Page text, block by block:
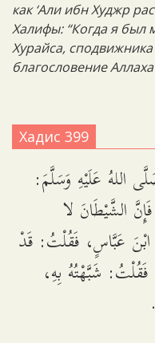
как ‘Али ибн Худжр
Халифы: “Когда я был
Хурайса,
благословение
Хадис 399
اللهُ عَلَيْهِ وَسَلَّمَ:
الشَّيْطَانَ لا
عَبَّاسٍ، فَقُلْتُ: قَدْ
شَبَّهْتُهُ بِهِ،